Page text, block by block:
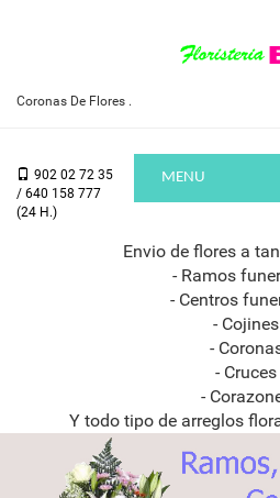
Coronas De Flores .
902 02 72 35
/ 640 158 777
(24 H.)
MENU
Envio de flores a
- Ramos
- Centros
- Cojines
-
- Cruces
-
Y todo tipo de arreglos